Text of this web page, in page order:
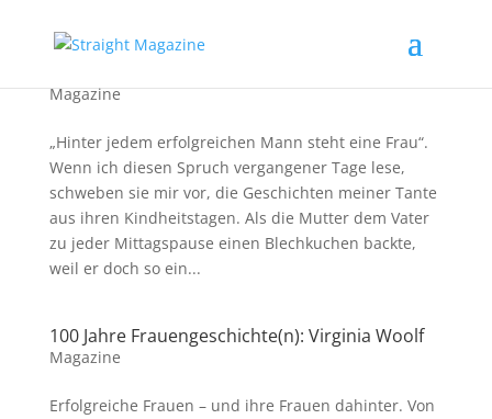
Magazine
„Hinter jedem erfolgreichen Mann steht eine Frau“.
Wenn ich diesen Spruch vergangener Tage lese,
schweben sie mir vor, die Geschichten meiner Tante
aus ihren Kindheitstagen. Als die Mutter dem Vater
zu jeder Mittagspause einen Blechkuchen backte,
weil er doch so ein...
100 Jahre Frauengeschichte(n): Virginia Woolf
Magazine
Erfolgreiche Frauen – und ihre Frauen dahinter. Von